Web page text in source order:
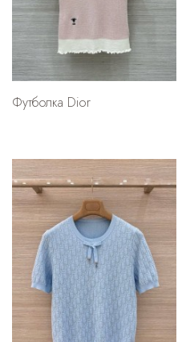
Футболка Dior